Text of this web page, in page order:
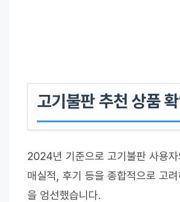
고기불판 추천 상품
2024년 기준으로 고기불판 사용
매실적, 후기 등을 종합적으로 고
을 엄선했습니다.